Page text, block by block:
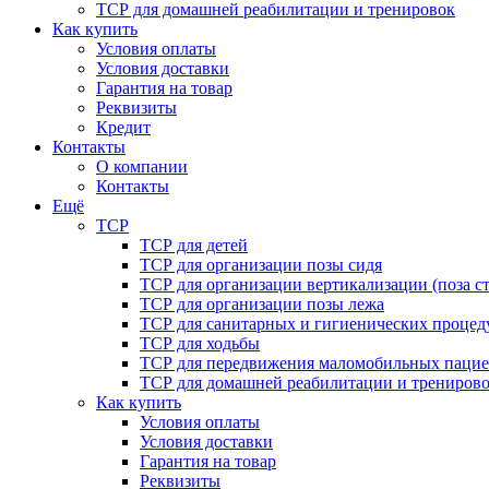
ТСР для домашней реабилитации и тренировок
Как купить
Условия оплаты
Условия доставки
Гарантия на товар
Реквизиты
Кредит
Контакты
О компании
Контакты
Ещё
ТСР
ТСР для детей
ТСР для организации позы сидя
ТСР для организации вертикализации (поза
ТСР для организации позы лежа
ТСР для санитарных и гигиенических
ТСР для ходьбы
ТСР для передвижения маломобильных
ТСР для домашней реабилитации и
Как купить
Условия оплаты
Условия доставки
Гарантия на товар
Реквизиты